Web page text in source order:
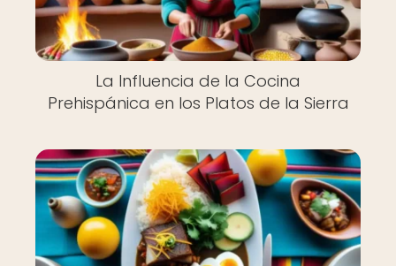
La Influencia de la Cocina
Prehispánica en los Platos de la Sierra